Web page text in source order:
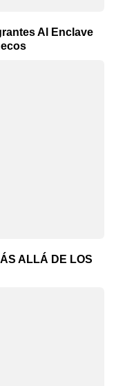
Al Enclave
ALLÁ DE LOS